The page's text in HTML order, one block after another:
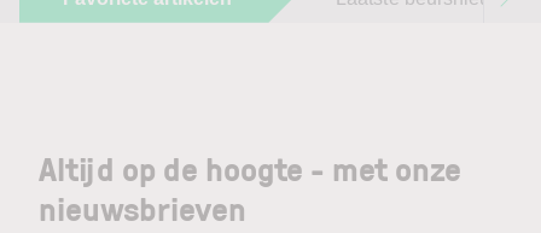
Altijd op de hoogte - met onze
nieuwsbrieven